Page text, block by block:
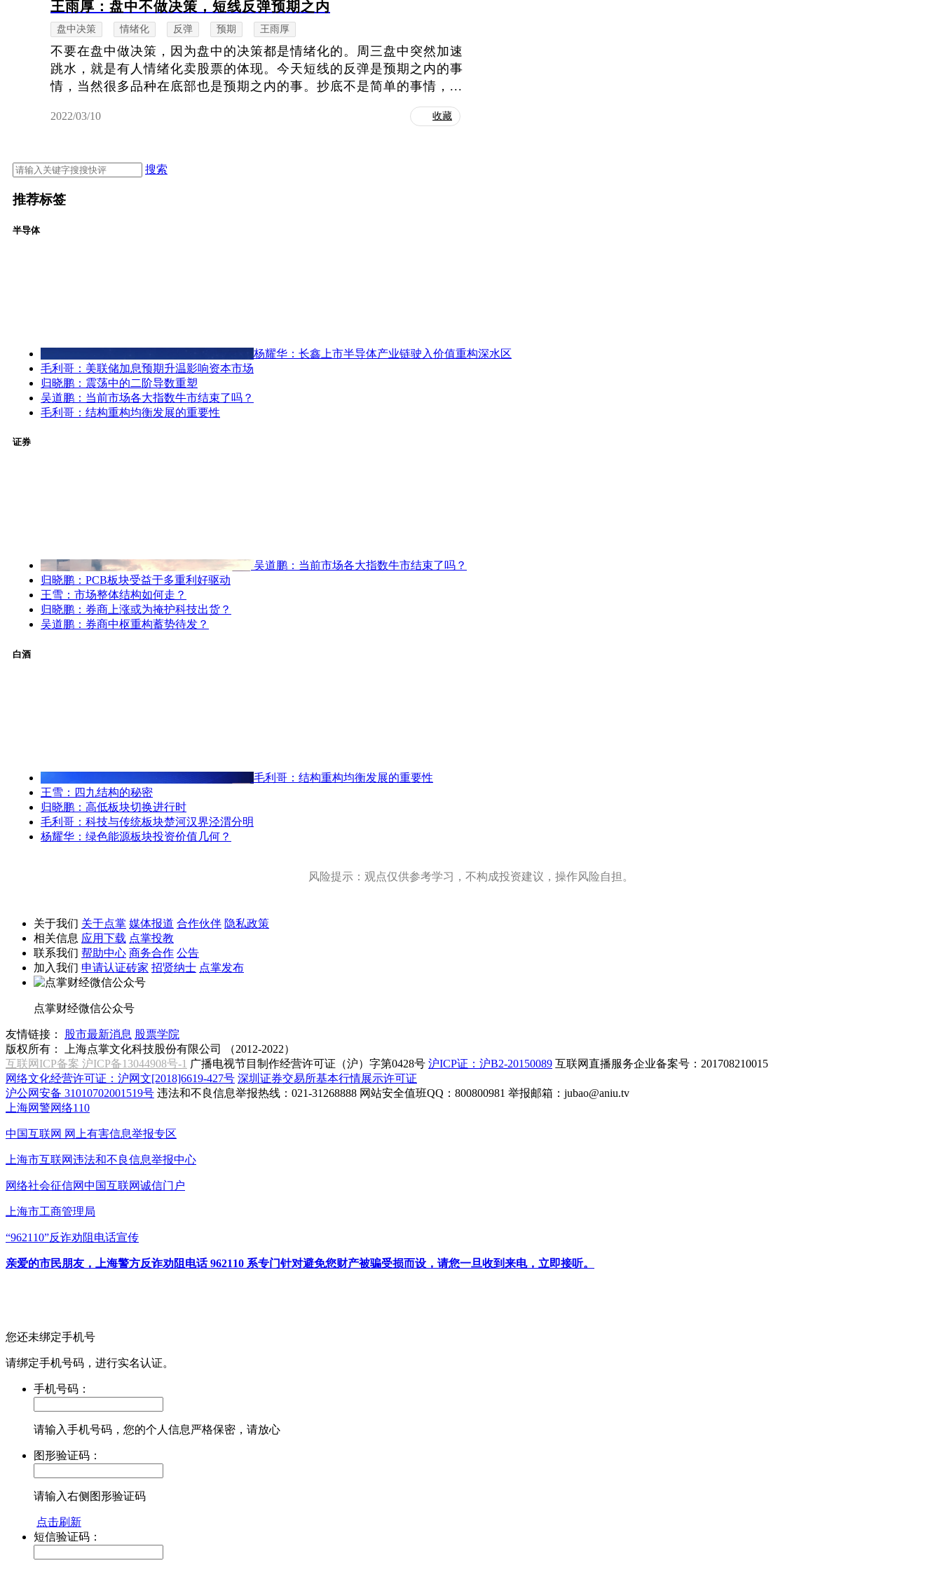
王雨厚：盘中不做决策，短线反弹预期之内
盘中决策 情绪化 反弹 预期 王雨厚
不要在盘中做决策，因为盘中的决策都是情绪化的。周三盘中突然加速
跳水，就是有人情绪化卖股票的体现。今天短线的反弹是预期之内的事
情，当然很多品种在底部也是预期之内的事。抄底不是简单的事情，...
2022/03/10 收藏
搜索
推荐标签
半导体
杨耀华：长鑫上市半导体产业链驶入价值重构深水区
毛利哥：美联储加息预期升温影响资本市场
归晓鹏：震荡中的二阶导数重塑
吴道鹏：当前市场各大指数牛市结束了吗？
毛利哥：结构重构均衡发展的重要性
证券
吴道鹏：当前市场各大指数牛市结束了吗？
归晓鹏：PCB板块受益于多重利好驱动
王雪：市场整体结构如何走？
归晓鹏：券商上涨或为掩护科技出货？
吴道鹏：券商中枢重构蓄势待发？
白酒
毛利哥：结构重构均衡发展的重要性
王雪：四九结构的秘密
归晓鹏：高低板块切换进行时
毛利哥：科技与传统板块楚河汉界泾渭分明
杨耀华：绿色能源板块投资价值几何？
风险提示：观点仅供参考学习，不构成投资建议，操作风险自担。
关于我们 关于点掌 媒体报道 合作伙伴 隐私政策
相关信息 应用下载 点掌投教
联系我们 帮助中心 商务合作 公告
加入我们 申请认证砖家 招贤纳士 点掌发布
点掌财经微信公众号
友情链接： 股市最新消息 股票学院
版权所有：
上海点掌文化科技股份有限公司 （2012-2022）
互联网ICP备案 沪ICP备13044908号-1 广播电视节目制作经营许可证（沪）字第0428号 沪ICP证：沪B2-20150089 互联网直播服务企业备案号：201708210015
网络文化经营许可证：沪网文[2018]6619-427号 深圳证券交易所基本行情展示许可证
沪公网安备 31010702001519号 违法和不良信息举报热线：021-31268888 网站安全值班QQ：800800981 举报邮箱： jubao@aniu.tv
上海网警网络110
中国互联网 网上有害信息举报专区
上海市互联网违法和不良信息举报中心
网络社会征信网中国互联网诚信门户
上海市工商管理局
“962110”反诈劝阻电话宣传
亲爱的市民朋友，上海警方反诈劝阻电话 962110 系专门针对避免您财产被骗受损而设，请您一旦收到来电，立即接听。
您还未绑定手机号
请绑定手机号码，进行实名认证。
手机号码：
请输入手机号码，您的个人信息严格保密，请放心
图形验证码：
请输入右侧图形验证码
点击刷新
短信验证码：